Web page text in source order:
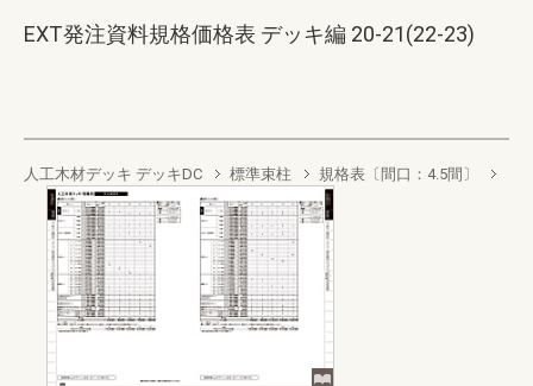
EXT発注資料規格価格表 デッキ編 20-21(22-23)
人工木材デッキ デッキDC 標準束柱 規格表〔間口：4.5間〕